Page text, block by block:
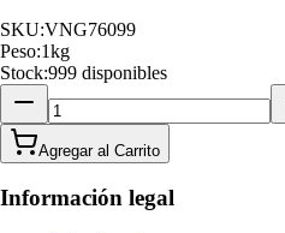
SKU:VNG76099
Peso:1kg
Stock:999 disponibles
Agregar al Carrito
Información legal